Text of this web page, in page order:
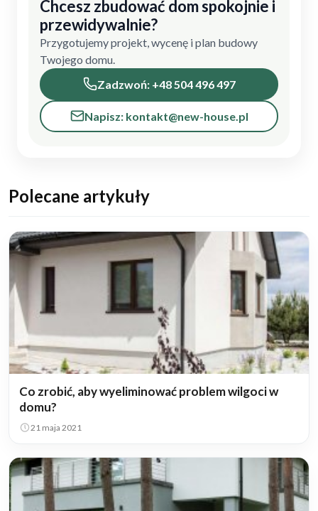
Chcesz zbudować dom spokojnie i
przewidywalnie?
Przygotujemy projekt, wycenę i plan budowy
Twojego domu.
Zadzwoń: +48 504 496 497
Napisz: kontakt@new-house.pl
Polecane artykuły
Co zrobić, aby wyeliminować problem wilgoci w
domu?
21 maja 2021